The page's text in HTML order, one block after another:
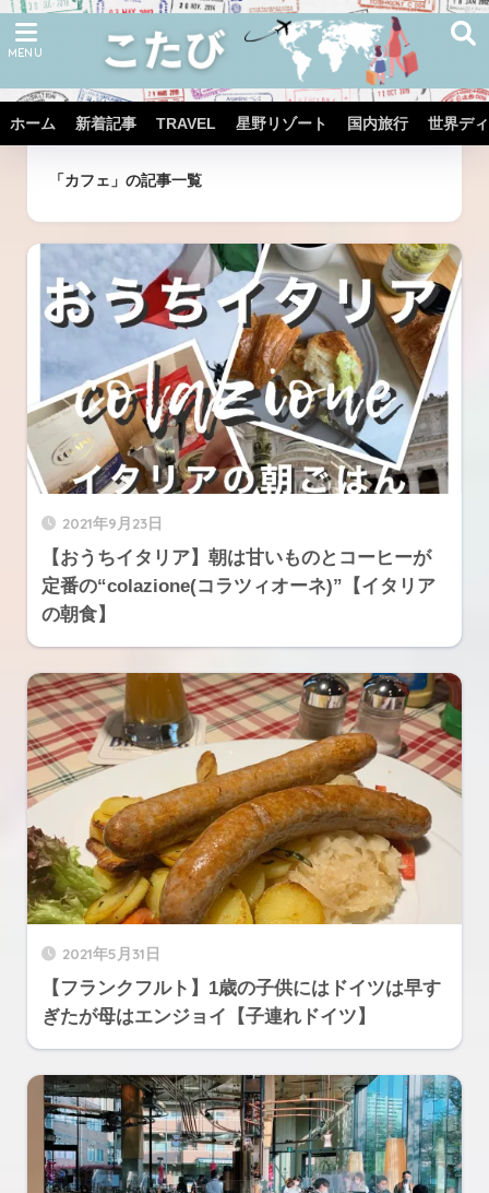
ホーム 新着記事 TRAVEL 星野リゾート 国内旅行 世界デ
ホーム タグ
「カフェ」の記事一覧
2021年9月23日
【おうちイタリア】朝は甘いものとコーヒーが
定番の“colazione(コラツィオーネ)”【イタリア
の朝食】
2021年5月31日
【フランクフルト】1歳の子供にはドイツは早す
ぎたが母はエンジョイ【子連れドイツ】